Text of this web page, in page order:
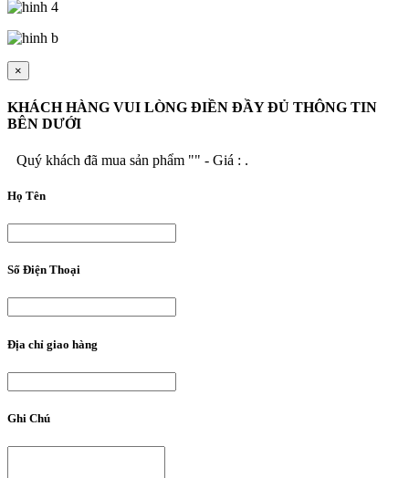
×
KHÁCH HÀNG VUI LÒNG ĐIỀN ĐẦY ĐỦ THÔNG TIN
BÊN DƯỚI
Quý khách đã mua sản phẩm "" - Giá : .
Họ Tên
Số Điện Thoại
Địa chỉ giao hàng
Ghi Chú